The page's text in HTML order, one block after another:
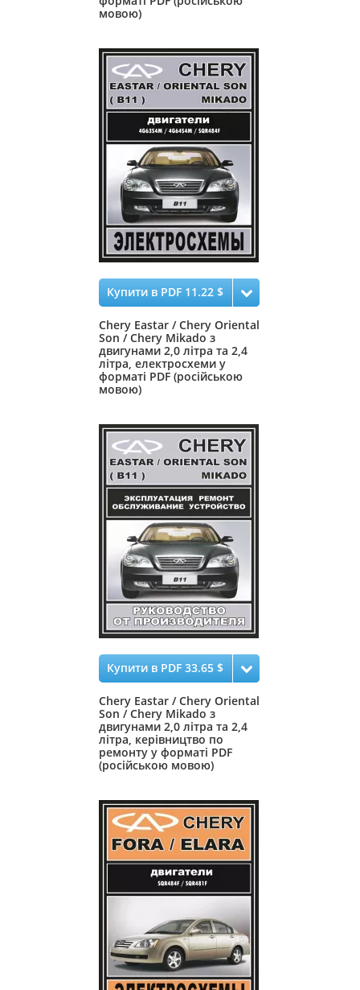
мовою)
Купити в PDF 11.22 $
Chery Eastar / Chery Oriental
Son / Chery Mikado з
двигунами 2,0 літра та 2,4
літра, електросхеми у
форматі PDF (російською
мовою)
Купити в PDF 33.65 $
Chery Eastar / Chery Oriental
Son / Chery Mikado з
двигунами 2,0 літра та 2,4
літра, керівництво по
ремонту у форматі PDF
(російською мовою)